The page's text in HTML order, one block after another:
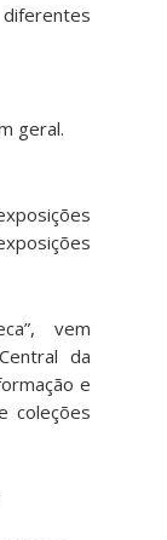
geral.
vem
da
e
coleções